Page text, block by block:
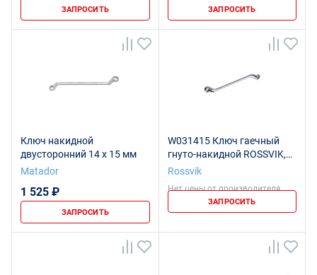
ЗАПРОСИТЬ ЗАПРОСИТЬ
Ключ накидной
двусторонний 14 x 15 мм
Matador
1 525 ₽
ЗАПРОСИТЬ
W031415 Ключ гаечный
гнуто-накидной ROSSVIK,
14*15мм
Rossvik
Нет цены от производителя
ЗАПРОСИТЬ